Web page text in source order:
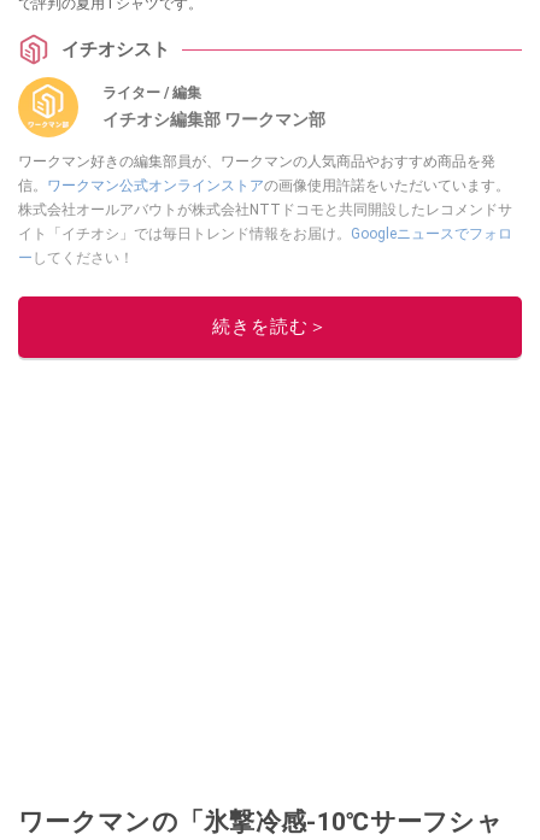
で評判の夏用Tシャツです。
イチオシスト
ライター / 編集
イチオシ編集部 ワークマン部
ワークマン好きの編集部員が、ワークマンの人気商品やおすすめ商品を発
信。 ワークマン公式オンラインストアの画像使用許諾をいただいています。
株式会社オールアバウトが株式会社NTTドコモと共同開設したレコメンドサ
イト「イチオシ」では毎日トレンド情報をお届け。 Googleニュースでフォロ
ー してください！
このイチオシストの他の記事を読む
続きを読む＞
ワークマンの「氷撃冷感-10℃サーフシャ